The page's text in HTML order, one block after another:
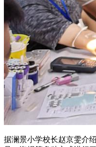
据澜景小学校长赵京雯介